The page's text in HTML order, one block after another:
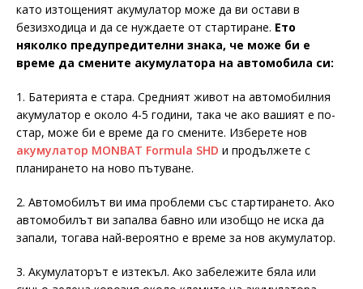
като изтощеният акумулатор може да ви остави в
безизходица и да се нуждаете от стартиране. Ето
няколко предупредителни знака, че може би е
време да смените акумулатора на автомобила си:
1. Батерията е стара. Средният живот на автомобилния
акумулатор е около 4-5 години, така че ако вашият е по-
стар, може би е време да го смените. Изберете нов
акумулатор MONBAT Formula SHD и продължете с
планирането на ново пътуване.
2. Автомобилът ви има проблеми със стартирането. Ако
автомобилът ви запалва бавно или изобщо не иска да
запали, тогава най-вероятно е време за нов акумулатор.
3. Акумулаторът е изтекъл. Ако забележите бяла или